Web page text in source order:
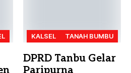
KALSEL TANAH BUMBU
DPRD Tanbu Gelar
Paripurna